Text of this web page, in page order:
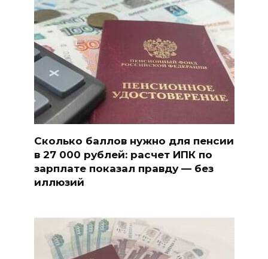
Сколько баллов нужно для пенсии
в 27 000 рублей: расчет ИПК по
зарплате показал правду — без
иллюзий